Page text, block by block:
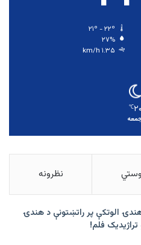
۲۷%
۱.۳۵ km/h
۲۰℃
نظرونه
الوتکې پر راتښتونې د هندۍ
فلم!